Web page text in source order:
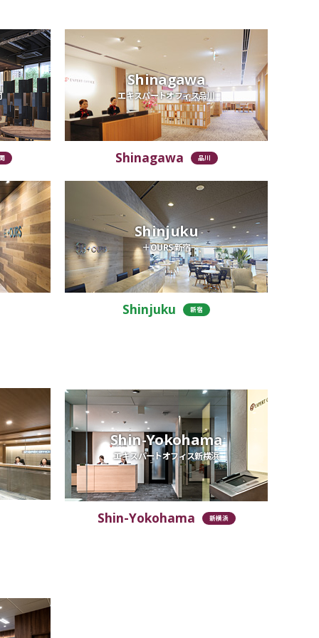
Shinagawa
エキスパートオフィス品川
Shinagawa 品川
Shinjuku
＋OURS 新宿
Shinjuku 新宿
Shin-Yokohama
エキスパートオフィス新横浜
Shin-Yokohama 新横浜